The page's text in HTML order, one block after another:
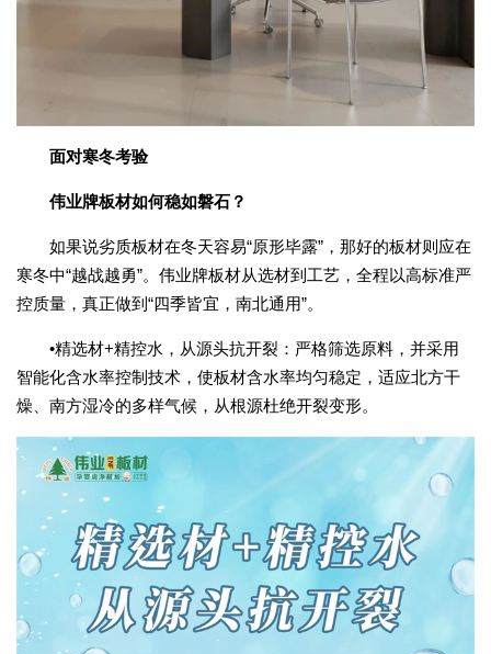
面对寒冬考验
伟业牌板材如何稳如磐石？
如果说劣质板材在冬天容易“原形毕露”，那好的板材则应在
寒冬中“越战越勇”。伟业牌板材从选材到工艺，全程以高标准严
控质量，真正做到“四季皆宜，南北通用”。
•精选材+精控水，从源头抗开裂：严格筛选原料，并采用
智能化含水率控制技术，使板材含水率均匀稳定，适应北方干
燥、南方湿冷的多样气候，从根源杜绝开裂变形。